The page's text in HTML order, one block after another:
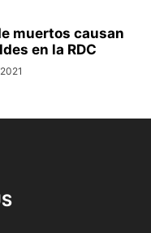
muertos causan
en la RDC